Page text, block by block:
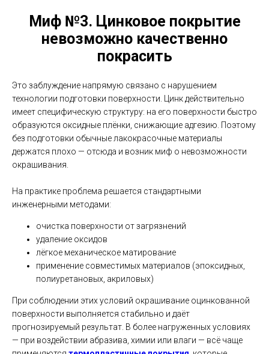
Миф №3. Цинковое покрытие
невозможно качественно
покрасить
Это заблуждение напрямую связано с нарушением
технологии подготовки поверхности. Цинк действительно
имеет специфическую структуру: на его поверхности быстро
образуются оксидные плёнки, снижающие адгезию. Поэтому
без подготовки обычные лакокрасочные материалы
держатся плохо — отсюда и возник миф о невозможности
окрашивания.
На практике проблема решается стандартными
инженерными методами:
очистка поверхности от загрязнений
удаление оксидов
лёгкое механическое матирование
применение совместимых материалов (эпоксидных,
полиуретановых, акриловых)
При соблюдении этих условий окрашивание оцинкованной
поверхности выполняется стабильно и даёт
прогнозируемый результат. В более нагруженных условиях
— при воздействии абразива, химии или влаги — всё чаще